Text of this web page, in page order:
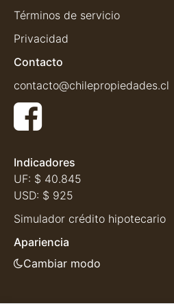
Términos de servicio
Privacidad
Contacto
contacto@chilepropiedades.cl
Indicadores
UF: $ 40.845
USD: $ 925
Simulador crédito hipotecario
Apariencia
Cambiar modo